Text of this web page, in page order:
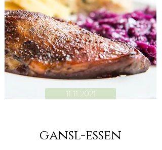
11.11.2021
gansl-essen